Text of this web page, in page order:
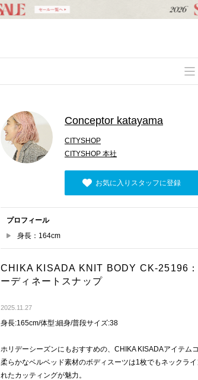
Conceptor katayama
CITYSHOP
CITYSHOP 本社
お気に入りスタッフに登録
プロフィール
身長：164cm
CHIKA KISADA KNIT BODY CK-25196：
ーディネートスナップ
2025.11.27
身長:165cm/体型:細身/普段サイズ:38
ホリデーシーズンにもおすすめの、CHIKA KISADAアイテムコ
柔らかなベルベッド素材のボディスーツは1枚でもネックラ
れたカッティングが魅力。